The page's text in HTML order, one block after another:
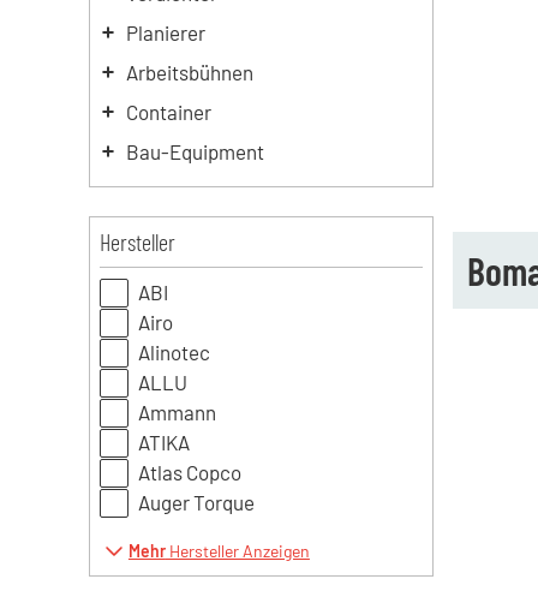
Planierer
Arbeitsbühnen
Container
Bau-Equipment
Hersteller
ABI
Airo
Alinotec
ALLU
Ammann
ATIKA
Atlas Copco
Auger Torque
MehrHersteller Anzeigen